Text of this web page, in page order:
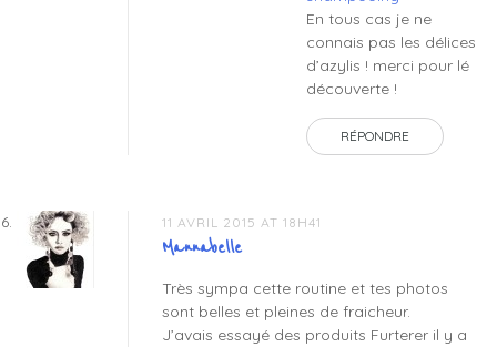
En tous cas je ne
connais pas les délices
d’azylis ! merci pour lé
découverte !
RÉPONDRE
11 AVRIL 2015 AT 18H41
Mannabelle
Très sympa cette routine et tes photos
sont belles et pleines de fraicheur.
J’avais essayé des produits Furterer il y a